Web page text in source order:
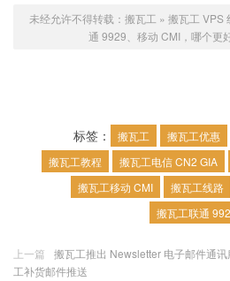
未经允许不得转载： 搬瓦工 » 搬瓦工 VPS
通 9929、移动 CMI，哪个更
标签： 搬瓦工 搬瓦工优惠
搬瓦工教程
搬瓦工电信 CN2 GIA
搬瓦工移动 CMI
搬瓦工线路
搬瓦工联通
上一篇
搬瓦工推出 Newsletter 电子邮件通
工补货邮件推送